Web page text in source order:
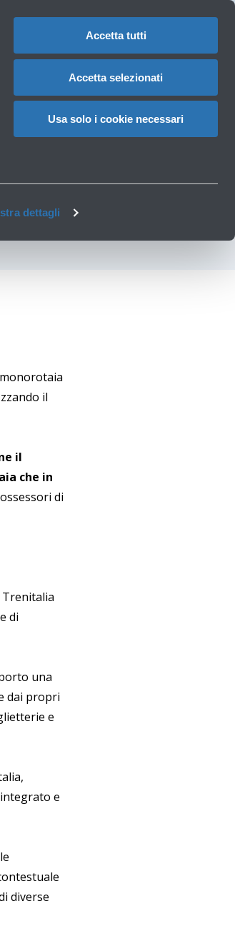
dettagli
Accetta tutti
Accetta selezionati
Usa solo i cookie necessari
CAMBIA
Carrello
TRENO E
E PER IL
il
il
che in
di
di
una
dai propri
e
e
diverse